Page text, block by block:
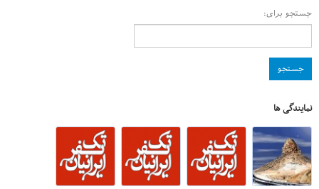
جستجو برای:
نمایندگی ها